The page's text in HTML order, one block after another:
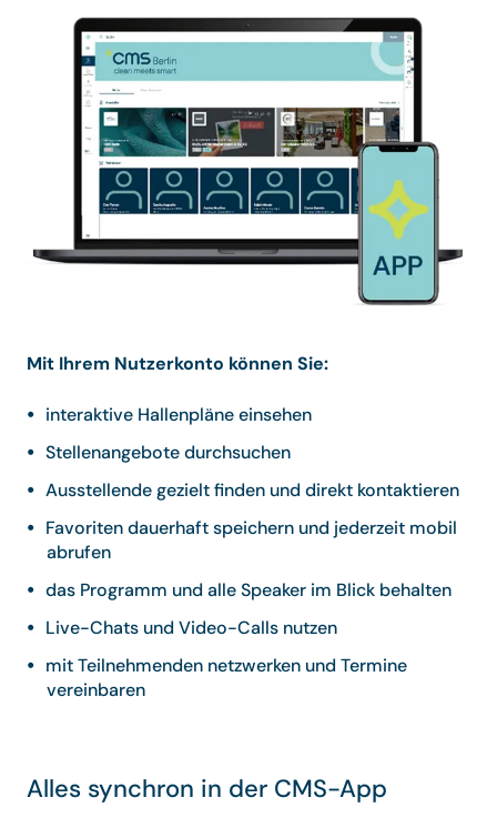
Mit Ihrem Nutzerkonto können Sie:
interaktive Hallenpläne einsehen
Stellenangebote durchsuchen
Ausstellende gezielt finden und direkt kontaktieren
Favoriten dauerhaft speichern und jederzeit mobil
abrufen
das Programm und alle Speaker im Blick behalten
Live-Chats und Video-Calls nutzen
mit Teilnehmenden netzwerken und Termine
vereinbaren
Alles synchron in der CMS-App